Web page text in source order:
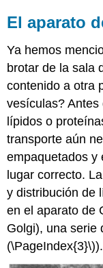
El aparato
Ya hemos
brotar de la sala
contenido a otra
vesículas?
lípidos o
transporte aún
empaquetados y
lugar correcto.
y distribución de
en elaparato de
Golgi), una serie
(\PageIndex{3}\)).